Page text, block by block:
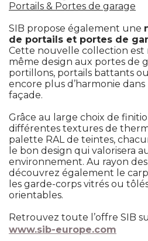
Portails & Portes de garage
SIB propose également une
de portails et portes de
Cette nouvelle collection est
même design aux portes de
portillons, portails battants
encore plus d’harmonie
façade.
Grâce au large choix de
différentes textures de
palette RAL de teintes,
le bon design qui valorisera
environnement. Au rayon
découvrez également le
les garde-corps vitrés ou
orientables.
Retrouvez toute l’offre SIB
www.sib-europe.com